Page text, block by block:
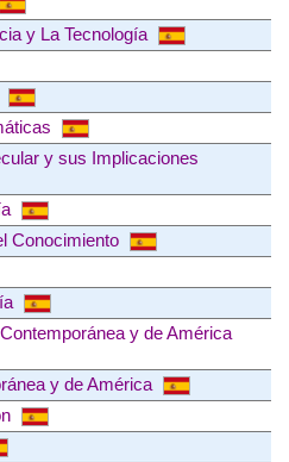
y La Tecnología
y sus Implicaciones
Conocimiento
y de América
y de América